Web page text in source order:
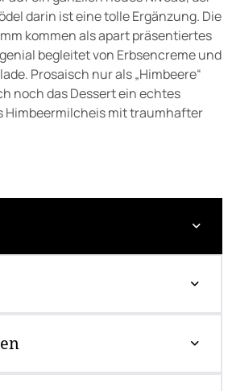
darin ist eine tolle Ergänzung. Die
kommen als apart präsentiertes
begleitet von Erbsencreme und
Prosaisch nur als „Himbeere“
noch das Dessert ein echtes
mit traumhafter